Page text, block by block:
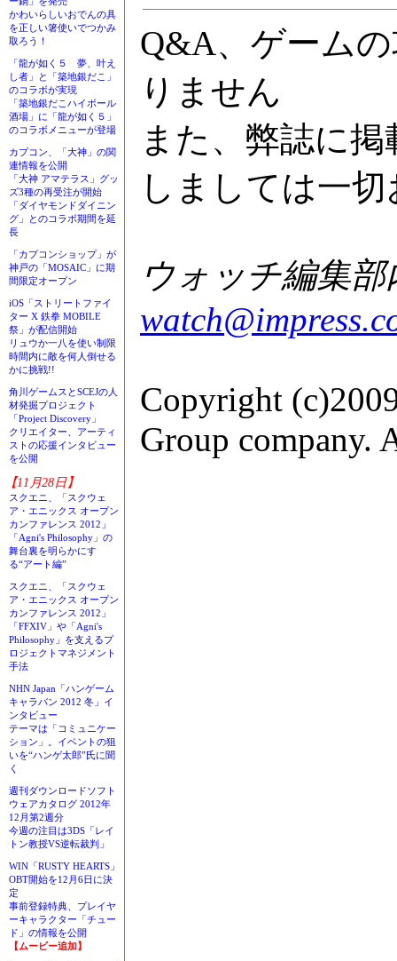
かわいらしいおでんの具
を正しい箸使いでつかみ
取ろう！
「龍が如く５ 夢、叶え
し者」と「築地銀だこ」
のコラボが実現
「築地銀だこハイボール
酒場」に「龍が如く５」
のコラボメニューが登場
カプコン、「大神」の関
連情報を公開
「大神 アマテラス」グッ
ズ3種の再受注が開始
「ダイヤモンドダイニン
グ」とのコラボ期間を延
長
「カプコンショップ」が
神戸の「MOSAIC」に期
間限定オープン
iOS「ストリートファイ
ター X 鉄拳 MOBILE
祭」が配信開始
リュウか一八を使い制限
時間内に敵を何人倒せる
かに挑戦!!
角川ゲームスとSCEJの人
材発掘プロジェクト
「Project Discovery」
クリエイター、アーティ
ストの応援インタビュー
を公開
【11月28日】
スクエニ、「スクウェ
ア・エニックス オープン
カンファレンス 2012」
「Agni's Philosophy」の
舞台裏を明らかにす
る“アート編”
スクエニ、「スクウェ
ア・エニックス オープン
カンファレンス 2012」
「FFXIV」や「Agni's
Philosophy」を支えるプ
ロジェクトマネジメント
手法
NHN Japan「ハンゲーム
キャラバン 2012 冬」イ
ンタビュー
テーマは「コミュニケー
ション」。イベントの狙
いを“ハンゲ太郎”氏に聞
く
週刊ダウンロードソフト
ウェアカタログ 2012年
12月第2週分
今週の注目は3DS「レイ
トン教授VS逆転裁判」
WIN「RUSTY HEARTS」
OBT開始を12月6日に決
定
事前登録特典、プレイヤ
ーキャラクター「チュー
ド」の情報を公開
【ムービー追加】
Q&A、ゲーム
りません
また、弊誌に
しましては一
ウォッチ編集部
Copyright
Group company.